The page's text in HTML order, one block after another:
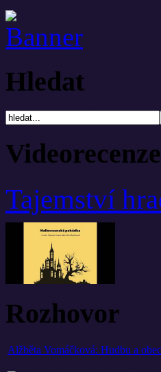
Hledat
Tajemství
Rozhovor
Alžběta Vomáčková: Hudbu a